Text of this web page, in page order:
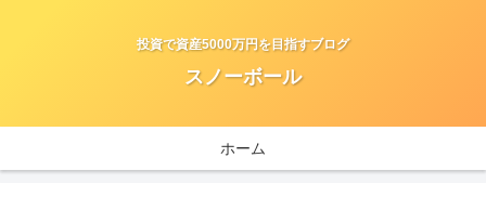
投資で資産5000万円を目指すブログ
スノーボール
ホーム